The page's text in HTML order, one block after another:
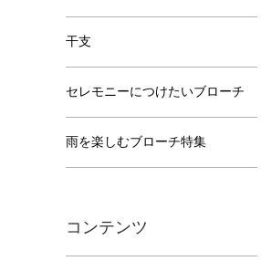
干支
セレモニーにつけたいブローチ
雨を楽しむブローチ特集
コンテンツ